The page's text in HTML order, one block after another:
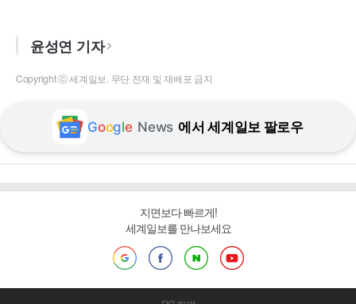
윤성연 기자
Copyright ⓒ 세계일보. 무단 전재 및 재배포 금지
Google News 에서 세계일보 팔로우
지면보다 빠르게!
세계일보를 만나보세요